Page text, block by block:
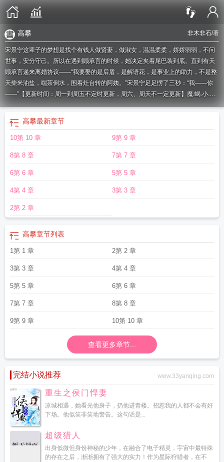
非木非石/著
高攀
宋景宁这辈子的梦想是找个有钱人做贤妻，做淑女，温温柔柔，娇娇弱弱，不问
世事，安分守己。所以在遇到顾承言的时候，她决定夹着尾巴装到底。直到有天
顾承言递来离婚协议——“我要娶的是后盾，是解语花，是事业上的助力，不是整
天柴米油盐，端茶倒水，围着灶台转的阿姨。”宋景宁足足愣了三秒：“我——你
——”【更新时间：周一到周五不定时更新，周六、周天不一定更新】魔.蝎.小.说
WWW.MOXIEXS.TOP高攀冷水江高攀垂拱元年高攀 戏文高攀上阵大将员高
攀侯门的第四年
高攀沈微宜桓安
打一正确生肖
高攀最新章节
10第 10 章 9第 9 章
8第 8 章 7第 7 章
6第 6 章 5第 5 章
4第 4 章 3第 3 章
2第 2 章
高攀章节列表
1第 1 章 2第 2 章
3第 3 章 4第 4 章
5第 5 章 6第 6 章
7第 7 章 8第 8 章
9第 9 章 10第 10 章
查看更多章节...
完结小说推荐 www.33yanqing.com
重生之侯门悍妻
凉城相遇，她看光他身子，扔他进青楼。招惹我的人都不会有好
下场。他似笑非笑地警告。这句话是...
超级猎人
出身低微但身份神秘的少年，在融合了电子精灵，宇宙中最特殊
的存在之后，渐渐拥有了强大的实力！作为星际狩猎者，在不